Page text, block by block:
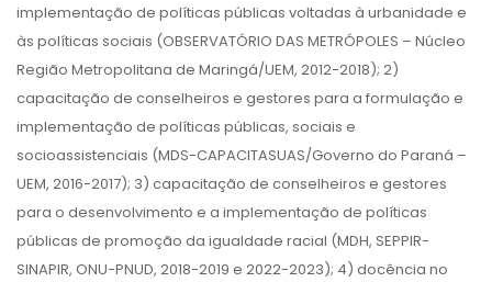
implementação de políticas públicas voltadas à urbanidade e
às políticas sociais (OBSERVATÓRIO DAS METRÓPOLES – Núcleo
Região Metropolitana de Maringá/UEM, 2012-2018); 2)
capacitação de conselheiros e gestores para a formulação e
implementação de políticas públicas, sociais e
socioassistenciais (MDS-CAPACITASUAS/Governo do Paraná –
UEM, 2016-2017); 3) capacitação de conselheiros e gestores
para o desenvolvimento e a implementação de políticas
públicas de promoção da igualdade racial (MDH, SEPPIR-
SINAPIR, ONU-PNUD, 2018-2019 e 2022-2023); 4) docência no